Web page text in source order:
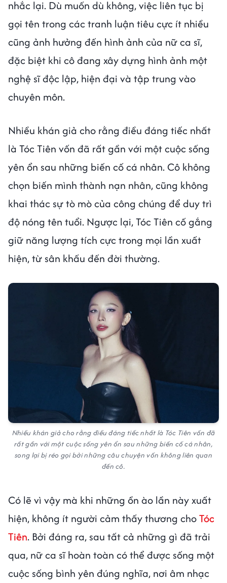
nhắc lại. Dù muốn dù không, việc liên tục bị
gọi tên trong các tranh luận tiêu cực ít nhiều
cũng ảnh hưởng đến hình ảnh của nữ ca sĩ,
đặc biệt khi cô đang xây dựng hình ảnh một
nghệ sĩ độc lập, hiện đại và tập trung vào
chuyên môn.
Nhiều khán giả cho rằng điều đáng tiếc nhất
là Tóc Tiên vốn đã rất gần với một cuộc sống
yên ổn sau những biến cố cá nhân. Cô không
chọn biến mình thành nạn nhân, cũng không
khai thác sự tò mò của công chúng để duy trì
độ nóng tên tuổi. Ngược lại, Tóc Tiên cố gắng
giữ năng lượng tích cực trong mọi lần xuất
hiện, từ sân khấu đến đời thường.
Nhiều khán giả cho rằng điều đáng tiếc nhất là Tóc Tiên vốn đã
rất gần với một cuộc sống yên ổn sau những biến cố cá nhân,
song lại bị réo gọi bởi những câu chuyện vốn không liên quan
đến cô.
Có lẽ vì vậy mà khi những ồn ào lần này xuất
hiện, không ít người cảm thấy thương choTóc
Tiên. Bởi đáng ra, sau tất cả những gì đã trải
qua, nữ ca sĩ hoàn toàn có thể được sống một
cuộc sống bình yên đúng nghĩa, nơi âm nhạc